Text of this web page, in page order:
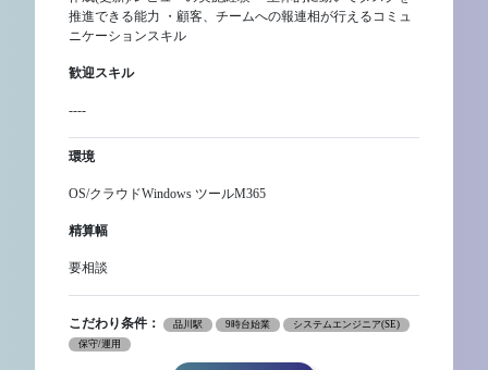
推進できる能力 ・顧客、チームへの報連相が行えるコミュ
ニケーションスキル
歓迎スキル
----
環境
OS/クラウドWindows ツールM365
精算幅
要相談
こだわり条件： 品川駅 9時台始業
システムエンジニア(SE)
保守/運用